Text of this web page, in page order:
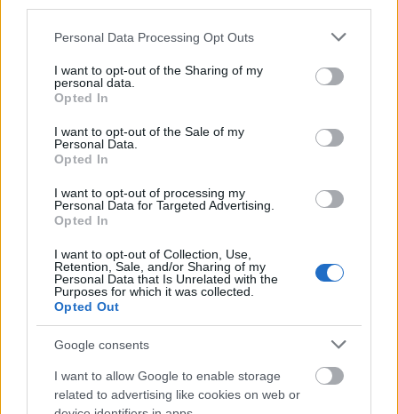
Please note that this website/app uses one or more Google
not limited to your visit or usage behaviour. You may click to
grant or deny consent to Google and its third-party tags to
use your data for below specified purposes in below Google
consent section.
Personal Data Processing Opt Outs
I want to opt-out of the Sharing of my
personal data.
Opted In
I want to opt-out of the Sale of my
Personal Data.
Opted In
I want to opt-out of processing my
Personal Data for Targeted Advertising.
Opted In
I want to opt-out of Collection, Use,
Retention, Sale, and/or Sharing of my
Personal Data that Is Unrelated with the
Purposes for which it was collected.
Opted Out
Google consents
I want to allow Google to enable storage
related to advertising like cookies on web or
Paks II.: Mit jelent az 5. blokk új
árnyékában?
Elkészült a Liszt Ferenc repülőtér
Egyetlen, fél évszázados vezetéken
múlt Bicske vízellátása
Épített öröksége megújításával is készül
Mohács a csata ötszázadik
évfordulójára